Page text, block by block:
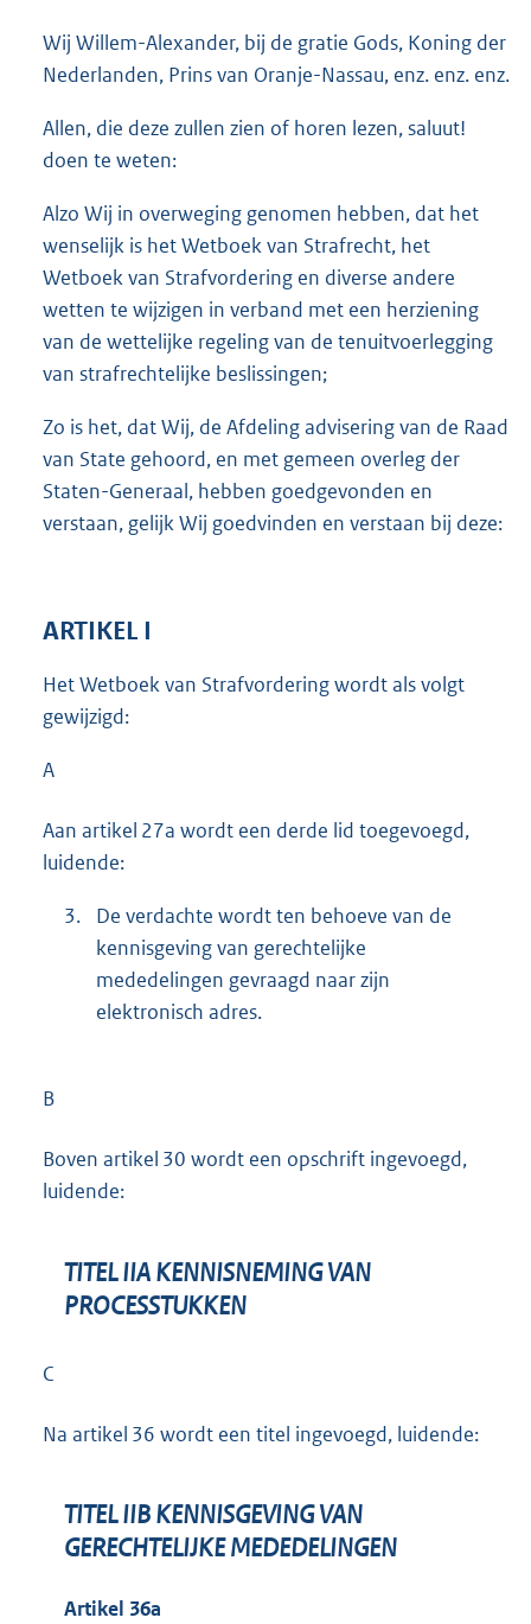
b
Wij Willem-Alexander, bij de gratie Gods, Koning der
Nederlanden, Prins van Oranje-Nassau, enz. enz. enz.
Allen, die deze zullen zien of horen lezen, saluut!
doen te weten:
Alzo Wij in overweging genomen hebben, dat het
wenselijk is het Wetboek van Strafrecht, het
Wetboek van Strafvordering en diverse andere
wetten te wijzigen in verband met een herziening
van de wettelijke regeling van de tenuitvoerlegging
van strafrechtelijke beslissingen;
Zo is het, dat Wij, de Afdeling advisering van de Raad
van State gehoord, en met gemeen overleg der
Staten-Generaal, hebben goedgevonden en
verstaan, gelijk Wij goedvinden en verstaan bij deze:
ARTIKEL I
Het Wetboek van Strafvordering wordt als volgt
gewijzigd:
A
Aan artikel 27a wordt een derde lid toegevoegd,
luidende:
3.
De verdachte wordt ten behoeve van de
kennisgeving van gerechtelijke
mededelingen gevraagd naar zijn
elektronisch adres.
B
Boven artikel 30 wordt een opschrift ingevoegd,
luidende:
TITEL IIA KENNISNEMING VAN
PROCESSTUKKEN
C
Na artikel 36 wordt een titel ingevoegd, luidende:
TITEL IIB KENNISGEVING VAN
GERECHTELIJKE MEDEDELINGEN
Artikel 36a